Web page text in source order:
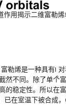
作用揭示二维富勒
勒烯是一种具有I
h
然不同。除了单个
的稳定性。所以在
已在室温下被合成，